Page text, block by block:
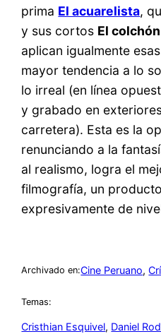
prima El acuarelista,
y sus cortos El colchón
aplican igualmente
mayor tendencia a lo
lo irreal (en línea
y grabado en
carretera). Esta es la
renunciando a la
al realismo, logra el
filmografía, un
expresivamente de
Archivado en:Cine Peruano,
Temas:
Cristhian Esquivel, Daniel